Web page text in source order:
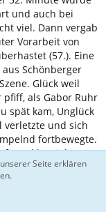
und auch bei
viel. Dann vergab
Vorarbeit von
(57.). Eine
Schönberger
Glück weil
als Gabor Ruhr
spät kam, Unglück
verletzte und sich
fortbewegte.
betrieben
Kräfte und so
doch noch
Niwar Jasim
gefühlte 27
Seite erklären